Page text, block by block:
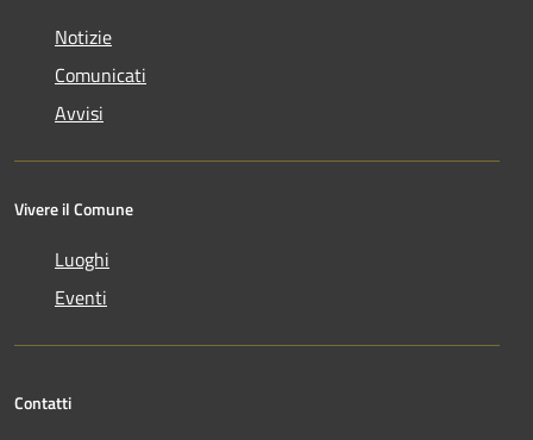
Notizie
Comunicati
Avvisi
Vivere il Comune
Luoghi
Eventi
Contatti